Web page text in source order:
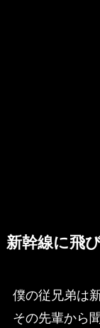
新幹線に飛
僕の従兄弟は
その先輩から